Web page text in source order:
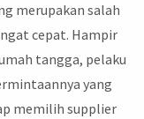
merupakan salah
cepat. Hampir
tangga, pelaku
yang
memilih supplier